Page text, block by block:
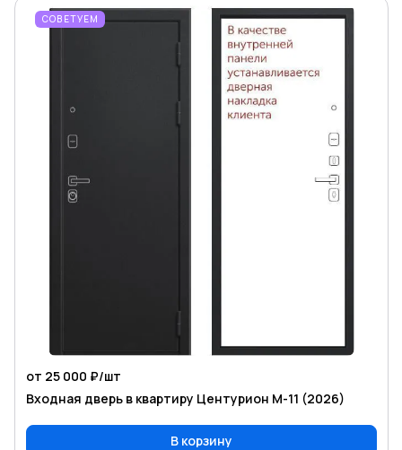
СОВЕТУЕМ
от 25 000 ₽/шт
Входная дверь в квартиру Центурион М-11 (2026)
В корзину